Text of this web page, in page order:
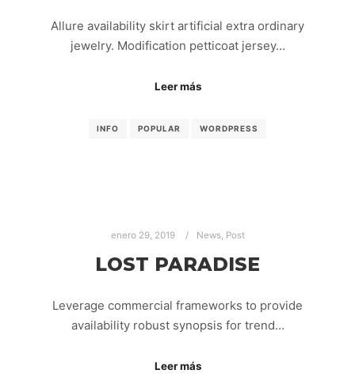
Allure availability skirt artificial extra ordinary
jewelry. Modification petticoat jersey…
Leer más
INFO POPULAR WORDPRESS
enero 29, 2019 News, Post
LOST PARADISE
Leverage commercial frameworks to provide
availability robust synopsis for trend…
Leer más